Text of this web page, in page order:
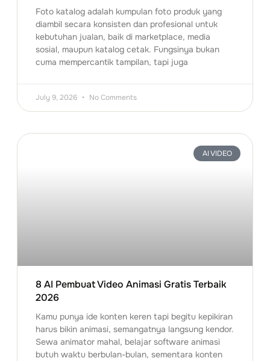
Foto katalog adalah kumpulan foto produk yang
diambil secara konsisten dan profesional untuk
kebutuhan jualan, baik di marketplace, media
sosial, maupun katalog cetak. Fungsinya bukan
cuma mempercantik tampilan, tapi juga
July 9, 2026 No Comments
AI VIDEO
8 AI Pembuat Video Animasi Gratis Terbaik
2026
Kamu punya ide konten keren tapi begitu kepikiran
harus bikin animasi, semangatnya langsung kendor.
Sewa animator mahal, belajar software animasi
butuh waktu berbulan-bulan, sementara konten